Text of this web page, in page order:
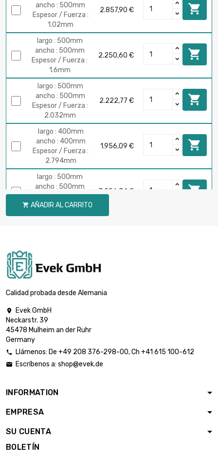
ancho : 500mm
Espesor / Fuerza :
1.02mm
2.857,90 € 
largo : 500mm
ancho : 500mm
Espesor / Fuerza :
1.6mm
2.250,60 € 
largo : 500mm
ancho : 500mm
Espesor / Fuerza :
2.032mm
2.222,77 € 
largo : 400mm
ancho : 400mm
Espesor / Fuerza :
2.794mm
1.956,09 € 
largo : 500mm
ancho : 500mm
Espesor / Fuerza :
2.794mm
3.056,34 € 
largo : 500mm
3.175mm
largo : 400mm
ancho : 400mm
Espesor / Fuerza :
ancho : 300mm
7.92mm
ancho : 200mm
12.7mm
 AÑADIR AL CARRITO
Calidad probada desde Alemania

Evek GmbH
Neckarstr. 39
45478 Mulheim an der Ruhr
Germany
 Llámenos: De +49 208 376-298-00, Ch +41 615 100-612
 Escríbenos a: shop@evek.de
INFORMATION
EMPRESA
SU CUENTA
BOLETÍN